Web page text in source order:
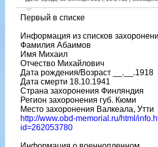
Первый в списке
Информация из списков
Фамилия Абаимов
Имя Михаил
Отчество Михайлович
Дата рождения/Возраст __.__.1918
Дата смерти 18.10.1941
Страна захоронения Финляндия
Регион захоронения губ. Кюми
Место захоронения Валкеала, Утти
http://www.obd-memorial.ru/html/
id=262053780